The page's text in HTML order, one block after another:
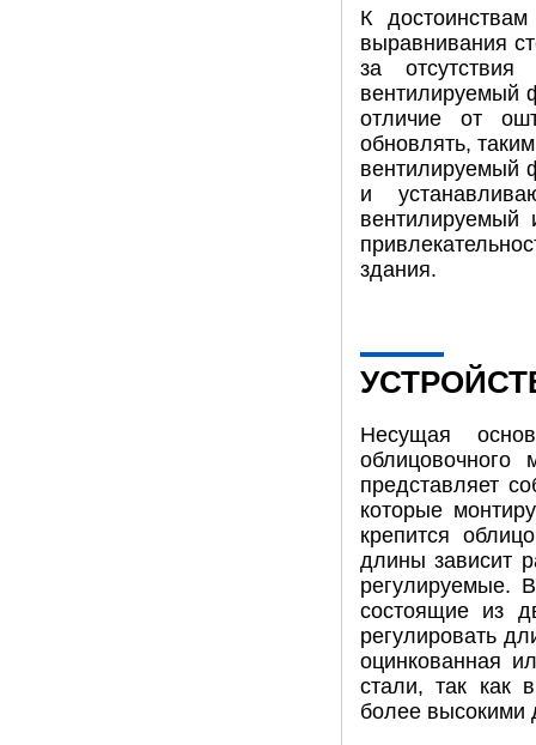
К
выравнивания
за
вентилируемый
отличие от
обновлять,
вентилируемый
и
вентилируемый
здания.
Несущая
облицовочного
представляет
которые
крепится
длины зависит
регулируемые.
состоящие из
регулировать
оцинкованная
стали, так как
более высокими